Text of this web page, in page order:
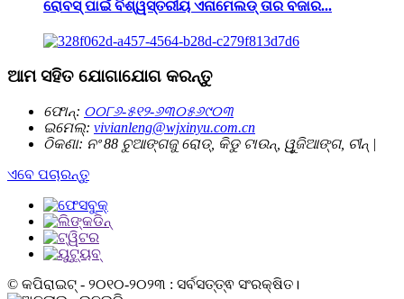
ରୋବସ୍ ପାଇଁ ବିଶ୍ୱସ୍ତରୀୟ ଏନାମେଲଡ୍ ତାର ବଜାର...
ଆମ ସହିତ ଯୋଗାଯୋଗ କରନ୍ତୁ
ଫୋନ୍: ୦୦୮୬-୫୧୨-୬୩୦୫୬୯୦୩
ଇମେଲ୍: vivianleng@wjxinyu.com.cn
ଠିକଣା: ନଂ 88 ଚୁଆଙ୍ଗଜୁ ରୋଡ୍, କିଡୁ ଟାଉନ୍, ୱୁଜିଆଙ୍ଗ, ଚୀନ୍ |
ଏବେ ପଚାରନ୍ତୁ
© କପିରାଇଟ୍ - ୨୦୧୦-୨୦୨୩ : ସର୍ବସତ୍ତ୍ଵ ସଂରକ୍ଷିତ।